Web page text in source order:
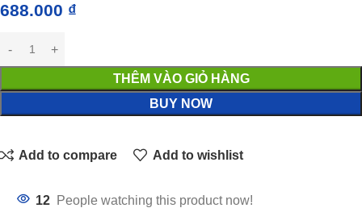
688.000 ₫
THÊM VÀO GIỎ HÀNG
BUY NOW
Add to compare Add to wishlist
12 People watching this product now!